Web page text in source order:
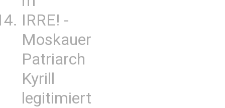
IRRE! -
Moskauer
Patriarch
Kyrill
legitimiert